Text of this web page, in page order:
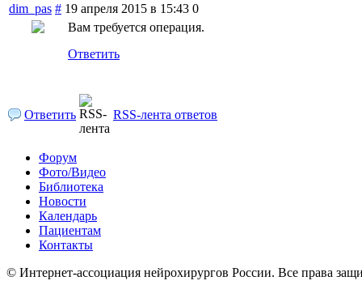
dim_pas # 19 апреля 2015 в 15:43 0
Вам требуется операция.
Ответить
Ответить RSS-лента ответов
Форум
Фото/Видео
Библиотека
Новости
Календарь
Пациентам
Контакты
© Интернет-ассоциация нейрохирургов России. Все права